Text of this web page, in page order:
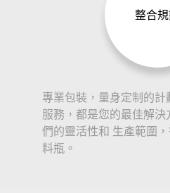
整合
專業包裝，量身定制的
服務，都是您的最佳解
們的靈活性和 生產範圍
料瓶。